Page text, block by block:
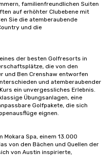
familienfreundlichen Suiten
auf erhöhter Clubebene mit
Sie die atemberaubende
und die
der besten Golfresorts in
die von den
und Ben Crenshaw entworfen
und atemberaubender
ein unvergessliches Erlebnis.
Übungsanlagen, eine
Golfpakete, die sich
eignen.
Mokara Spa, einem 13.000
von den Bächen und Quellen der
von Austin inspirierte,